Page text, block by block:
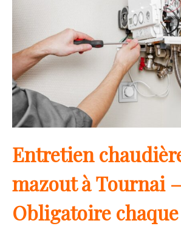
Entretien
mazout à Tournai –
Obligatoire